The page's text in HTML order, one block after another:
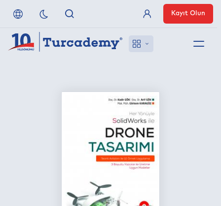
Anlaşmalı Yayınevleri
Üye Girişi
Kayıt Olun